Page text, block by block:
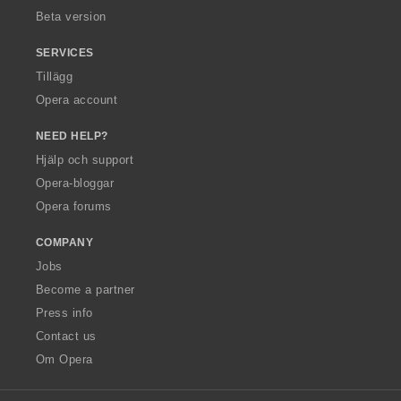
Beta version
SERVICES
Tillägg
Opera account
NEED HELP?
Hjälp och support
Opera-bloggar
Opera forums
COMPANY
Jobs
Become a partner
Press info
Contact us
Om Opera